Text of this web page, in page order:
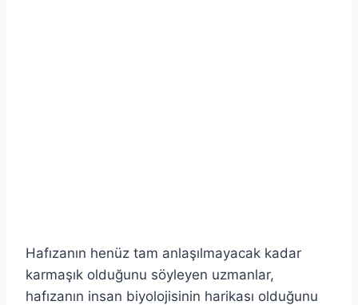
Hafızanın henüz tam anlaşılmayacak kadar
karmaşık olduğunu söyleyen uzmanlar,
hafızanın insan biyolojisinin harikası olduğunu